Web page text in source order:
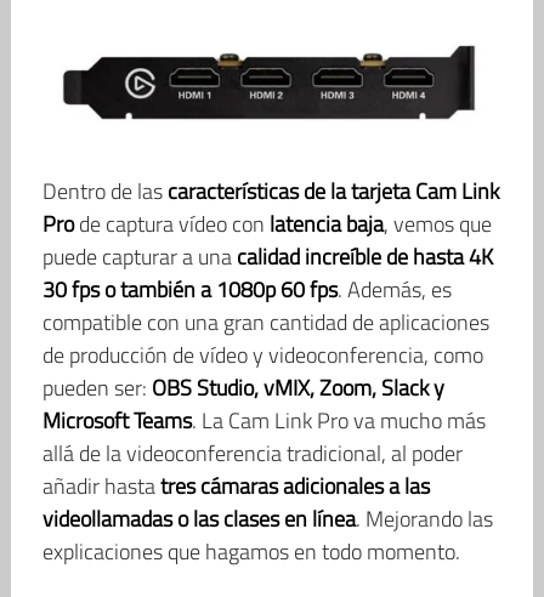
Dentro de lascaracterísticas de la tarjeta Cam Link
Prode captura vídeo con latencia baja, vemos que
puede capturar a unacalidad increíble de hasta 4K
30 fps o también a 1080p 60 fps. Además, es
compatible con una gran cantidad de aplicaciones
de producción de vídeo y videoconferencia, como
pueden ser: OBS Studio, vMIX, Zoom, Slack y
Microsoft Teams. La Cam Link Pro va mucho más
allá de la videoconferencia tradicional, al poder
añadir hastatres cámaras adicionales a las
videollamadas o las clases en línea. Mejorando las
explicaciones que hagamos en todo momento.